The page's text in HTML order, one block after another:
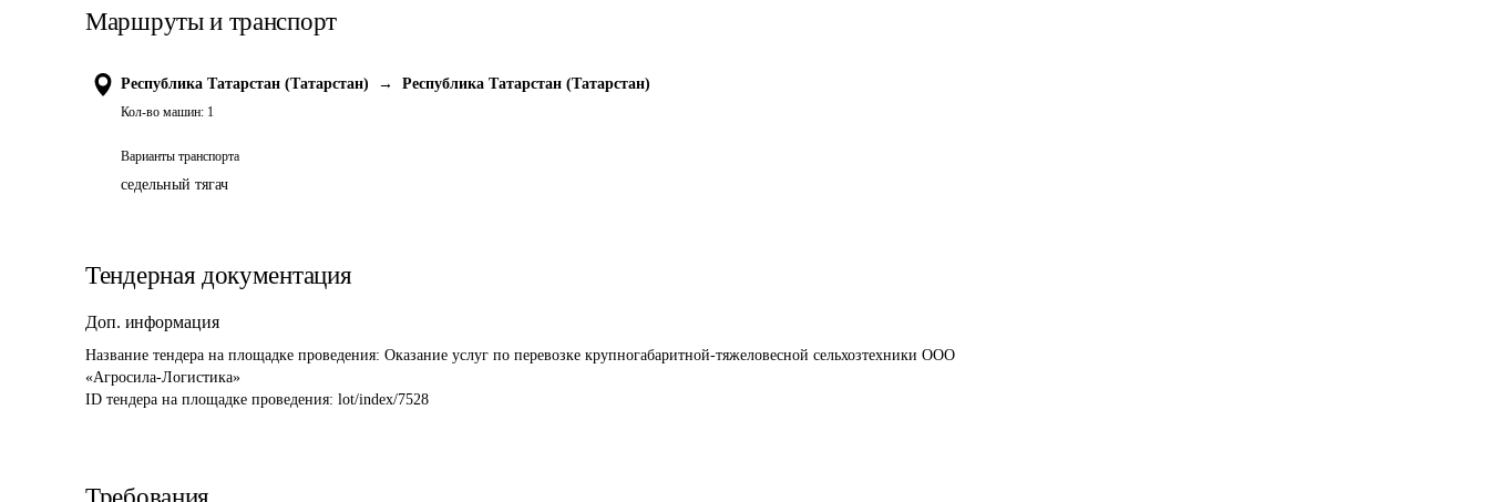
Маршруты и транспорт
Республика Татарстан (Татарстан) → Республика Татарстан (Татарстан)
Кол-во машин: 1
Варианты транспорта
седельный тягач
Тендерная документация
Доп. информация
Название тендера на площадке проведения: Оказание услуг по перевозке крупногабаритной-тяжеловесной сельхозтехники ООО
ID тендера на площадке проведения: lot/index/7528